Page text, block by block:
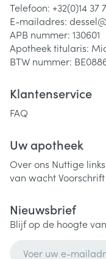
Telefoon: +32(0)14 37
E-mailadres:
APB nummer: 130601
Apotheek titularis:
BTW nummer:
Klantenservice
FAQ
Uw apotheek
Over ons Nuttige links
van wachtVoorschrift
Nieuwsbrief
Blijf op de hoogte